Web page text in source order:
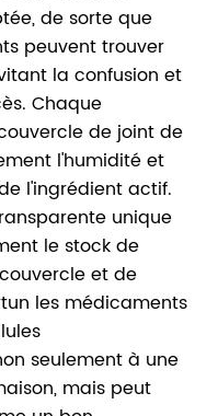
de sorte que
peuvent trouver
la confusion et
Chaque
de joint de
l'humidité et
l'ingrédient actif.
unique
le stock de
et de
les médicaments
seulement à une
mais peut